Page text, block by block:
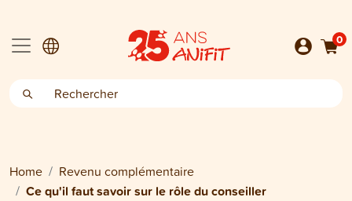
0
Home Revenu complémentaire
Ce qu'il faut savoir sur le rôle du conseiller